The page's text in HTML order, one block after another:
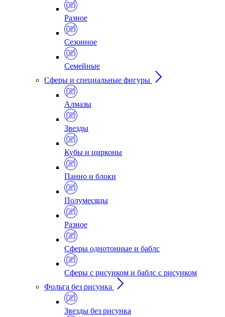
Разное
Сезонное
Семейные
Сферы и специальные фигуры
Алмазы
Звезды
Кубы и цирконы
Панно и блоки
Полумесяцы
Разное
Сферы однотонные и баблс
Сферы с рисунком и баблс с рисунком
Фольга без рисунка
Звезды без рисунка